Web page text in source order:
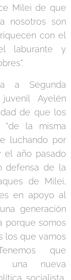
Milei de que
nosotros son
con el
laburante y
a Segunda
Ayelén
de que los
"de la misma
luchando por
el año pasado
defensa de la
de Milei,
en apoyo al
generación
porque somos
los que vamos
que
una nueva
socialista,